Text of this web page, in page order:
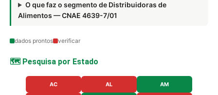
O que faz o segmento de Distribuidoras de
Alimentos — CNAE 4639-7/01
dados prontos verificar
🗺️ Pesquisa por Estado
AC AL AM